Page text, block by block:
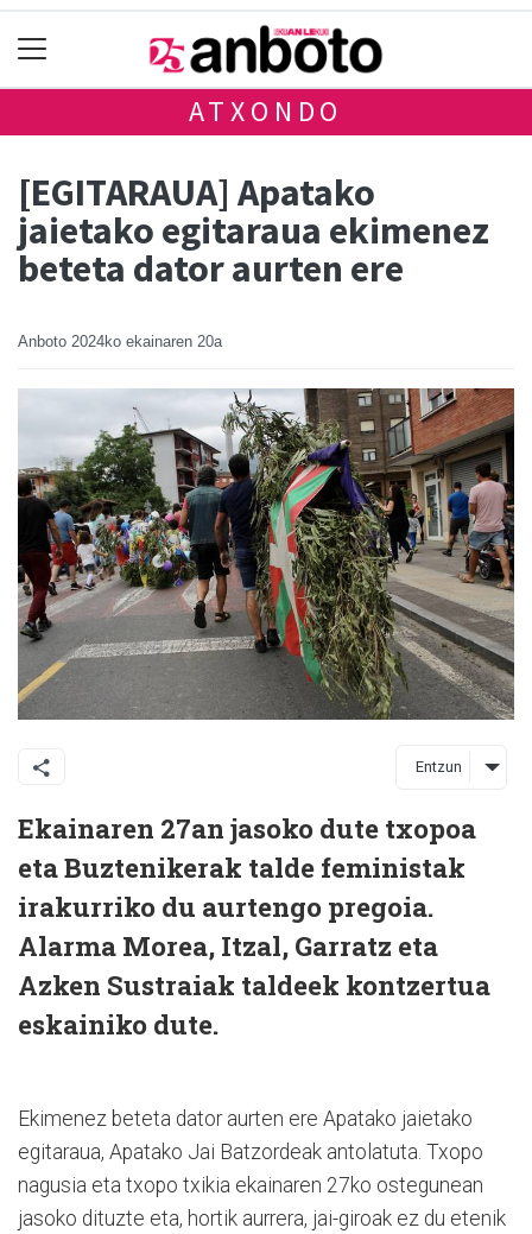
ATXONDO
[EGITARAUA] Apatako
jaietako egitaraua ekimenez
beteta dator aurten ere
Anboto 2024ko ekainaren 20a
Entzun
Ekainaren 27an jasoko dute txopoa
eta Buztenikerak talde feministak
irakurriko du aurtengo pregoia.
Alarma Morea, Itzal, Garratz eta
Azken Sustraiak taldeek kontzertua
eskainiko dute.
Ekimenez beteta dator aurten ere Apatako jaietako
egitaraua, Apatako Jai Batzordeak antolatuta. Txopo
nagusia eta txopo txikia ekainaren 27ko ostegunean
jasoko dituzte eta, hortik aurrera, jai-giroak ez du etenik